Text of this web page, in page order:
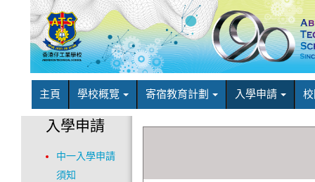
主頁 學校概覽 寄宿教育計劃 入學申請
入學申請
中一入學申請
須知